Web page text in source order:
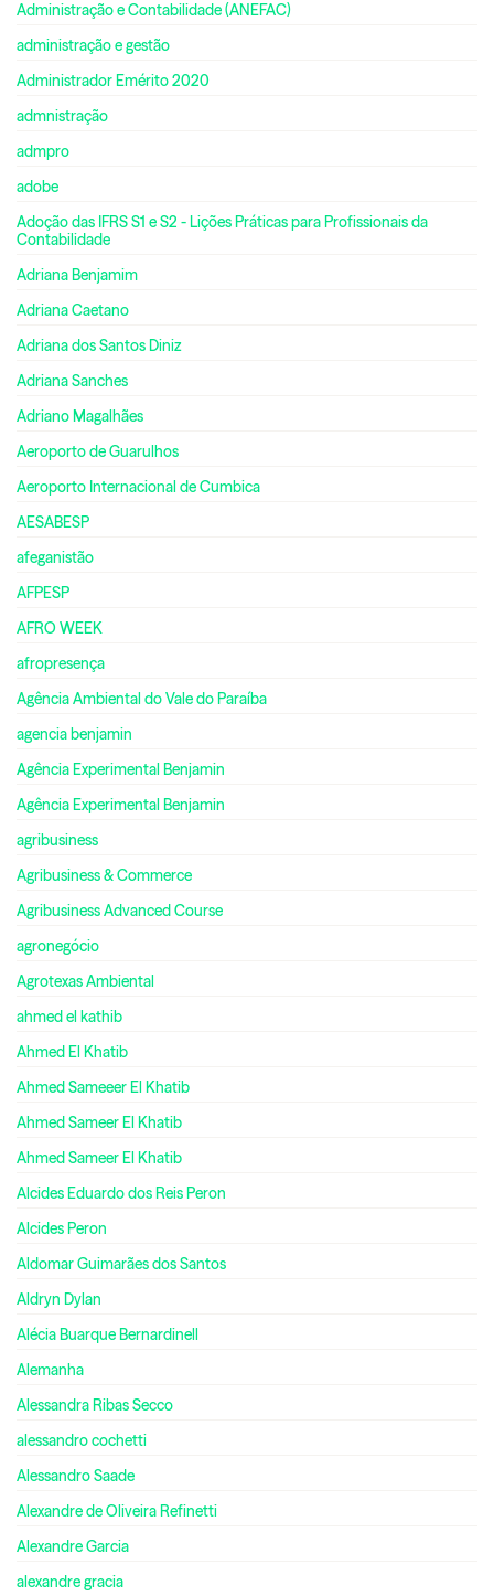
Administração e Contabilidade (ANEFAC)
administração e gestão
Administrador Emérito 2020
admnistração
admpro
adobe
Adoção das IFRS S1 e S2 - Lições Práticas para Profissionais da
Contabilidade
Adriana Benjamim
Adriana Caetano
Adriana dos Santos Diniz
Adriana Sanches
Adriano Magalhães
Aeroporto de Guarulhos
Aeroporto Internacional de Cumbica
AESABESP
afeganistão
AFPESP
AFRO WEEK
afropresença
Agência Ambiental do Vale do Paraíba
agencia benjamin
Agência Experimental Benjamin
Agência Experimental Benjamin
agribusiness
Agribusiness & Commerce
Agribusiness Advanced Course
agronegócio
Agrotexas Ambiental
ahmed el kathib
Ahmed El Khatib
Ahmed Sameeer El Khatib
Ahmed Sameer El Khatib
Ahmed Sameer El Khatib
Alcides Eduardo dos Reis Peron
Alcides Peron
Aldomar Guimarães dos Santos
Aldryn Dylan
Alécia Buarque Bernardinell
Alemanha
Alessandra Ribas Secco
alessandro cochetti
Alessandro Saade
Alexandre de Oliveira Refinetti
Alexandre Garcia
alexandre gracia